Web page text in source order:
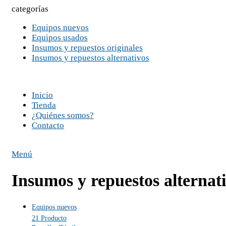
categorías
Equipos nuevos
Equipos usados
Insumos y repuestos originales
Insumos y repuestos alternativos
Inicio
Tienda
¿Quiénes somos?
Contacto
Menú
Insumos y repuestos
Equipos nuevos
21 Producto